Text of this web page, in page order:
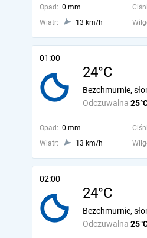
Opad: 0 mm
Wiatr:
13 km/h
01:00
24°C
Odczuwalna
Bezchmurnie,
Opad: 0 mm
Wiatr:
13 km/h
02:00
24°C
Odczuwalna
Bezchmurnie,